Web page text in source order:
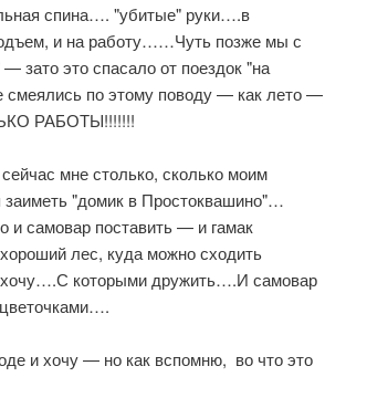
спина…. "убитые" руки….в
ъем, и на работу……Чуть позже мы с
зато это спасало от поездок "на
по этому поводу — как лето —
РАБОТЫ!!!!!!!
мне столько, сколько моим
"домик в Простоквашино"…
и самовар поставить — и гамак
лес, куда можно сходить
которыми дружить….И самовар
и хочу — но как вспомню, во что это